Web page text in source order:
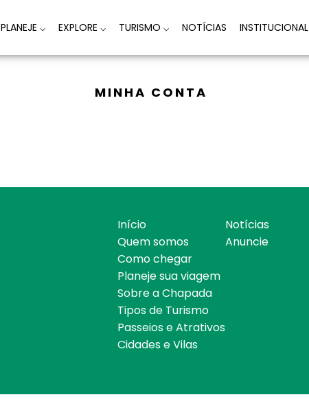
PLANEJE ⌵ EXPLORE ⌵ TURISMO ⌵ NOTÍCIAS INSTITUCIONAL
MINHA CONTA
Início
Quem somos
Como chegar
Planeje sua viagem
Sobre a Chapada
Tipos de Turismo
Passeios e Atrativos
Cidades e Vilas
Notícias
Anuncie